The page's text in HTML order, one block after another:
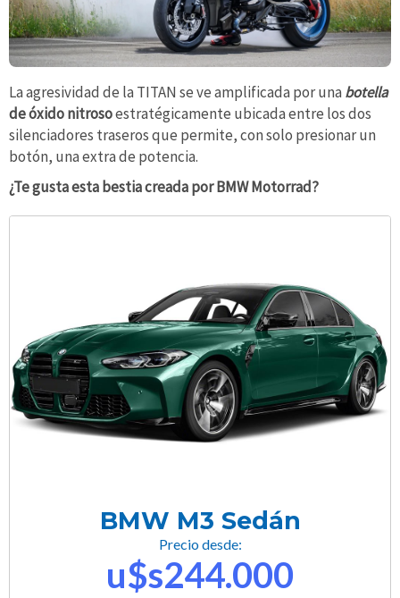
La agresividad de la TITAN se ve amplificada por una botella
de óxido nitrosoestratégicamente ubicada entre los dos
silenciadores traserosque permite,con solo presionar un
botón, una extra de potencia.
¿Te gusta esta bestia creada por BMW Motorrad?
BMW M3 Sedán
Precio desde:
u$s244.000